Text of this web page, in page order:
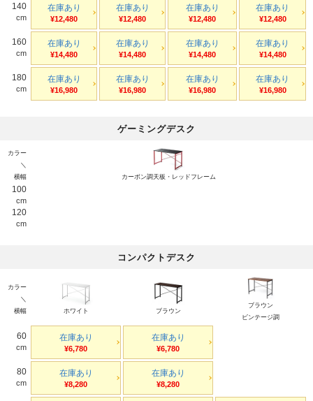
140
cm
在庫あり
¥12,480
在庫あり
¥12,480
在庫あり
¥12,480
在庫あり
¥12,480
160
cm
在庫あり
¥14,480
在庫あり
¥14,480
在庫あり
¥14,480
在庫あり
¥14,480
180
cm
在庫あり
¥16,980
在庫あり
¥16,980
在庫あり
¥16,980
在庫あり
¥16,980
ゲーミングデスク
カラー
＼
横幅
カーボン調天板・レッドフレーム
100
cm
120
cm
コンパクトデスク
カラー
＼
横幅
ホワイト ブラウン
ブラウン
ビンテージ調
60
cm
在庫あり
¥6,780
在庫あり
¥6,780
80
cm
在庫あり
¥8,280
在庫あり
¥8,280